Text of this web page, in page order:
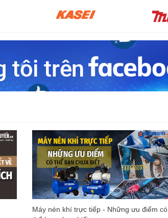
Máy nén khí trực tiếp - Những ưu điểm có